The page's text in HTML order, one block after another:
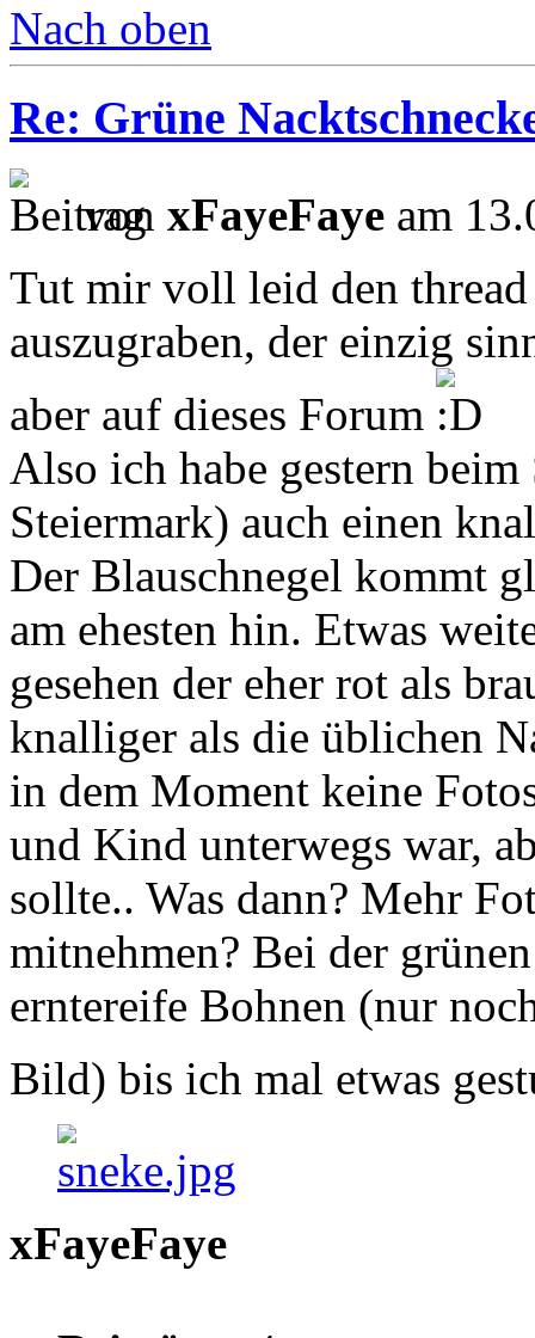
Nach oben
Re: Grüne
von xFayeFaye am
Tut mir voll leid den
auszugraben, der einzig
aber auf dieses Forum
Also ich habe gestern
Steiermark) auch einen
Der Blauschnegel kommt
am ehesten hin. Etwas
gesehen der eher rot als
knalliger als die üblichen
in dem Moment keine
und Kind unterwegs war,
sollte.. Was dann? Mehr
mitnehmen? Bei der
erntereife Bohnen (nur
Bild) bis ich mal etwas
xFayeFaye